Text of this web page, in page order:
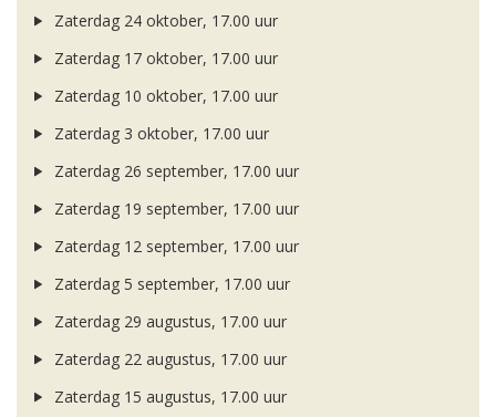
Zaterdag 24 oktober, 17.00 uur
Zaterdag 17 oktober, 17.00 uur
Zaterdag 10 oktober, 17.00 uur
Zaterdag 3 oktober, 17.00 uur
Zaterdag 26 september, 17.00 uur
Zaterdag 19 september, 17.00 uur
Zaterdag 12 september, 17.00 uur
Zaterdag 5 september, 17.00 uur
Zaterdag 29 augustus, 17.00 uur
Zaterdag 22 augustus, 17.00 uur
Zaterdag 15 augustus, 17.00 uur